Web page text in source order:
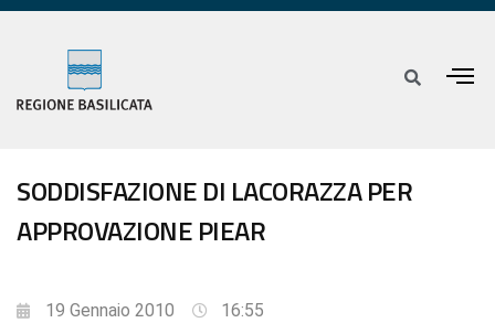
SODDISFAZIONE DI LACORAZZA PER
APPROVAZIONE PIEAR
19 Gennaio 2010 16:55